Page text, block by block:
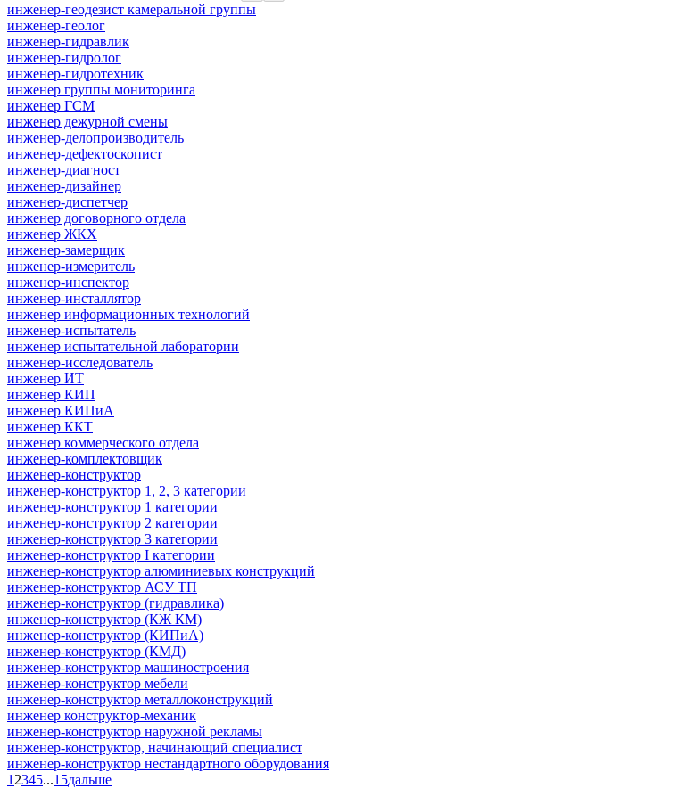
инженер-геодезист камеральной группы
инженер-геолог
инженер-гидравлик
инженер-гидролог
инженер-гидротехник
инженер группы мониторинга
инженер ГСМ
инженер дежурной смены
инженер-делопроизводитель
инженер-дефектоскопист
инженер-диагност
инженер-дизайнер
инженер-диспетчер
инженер договорного отдела
инженер ЖКХ
инженер-замерщик
инженер-измеритель
инженер-инспектор
инженер-инсталлятор
инженер информационных технологий
инженер-испытатель
инженер испытательной лаборатории
инженер-исследователь
инженер ИТ
инженер КИП
инженер КИПиА
инженер ККТ
инженер коммерческого отдела
инженер-комплектовщик
инженер-конструктор
инженер-конструктор 1, 2, 3 категории
инженер-конструктор 1 категории
инженер-конструктор 2 категории
инженер-конструктор 3 категории
инженер-конструктор I категории
инженер-конструктор алюминиевых конструкций
инженер-конструктор АСУ ТП
инженер-конструктор (гидравлика)
инженер-конструктор (КЖ КМ)
инженер-конструктор (КИПиА)
инженер-конструктор (КМД)
инженер-конструктор машиностроения
инженер-конструктор мебели
инженер-конструктор металлоконструкций
инженер конструктор-механик
инженер-конструктор наружной рекламы
инженер-конструктор, начинающий специалист
инженер-конструктор нестандартного оборудования
1 2345...15дальше